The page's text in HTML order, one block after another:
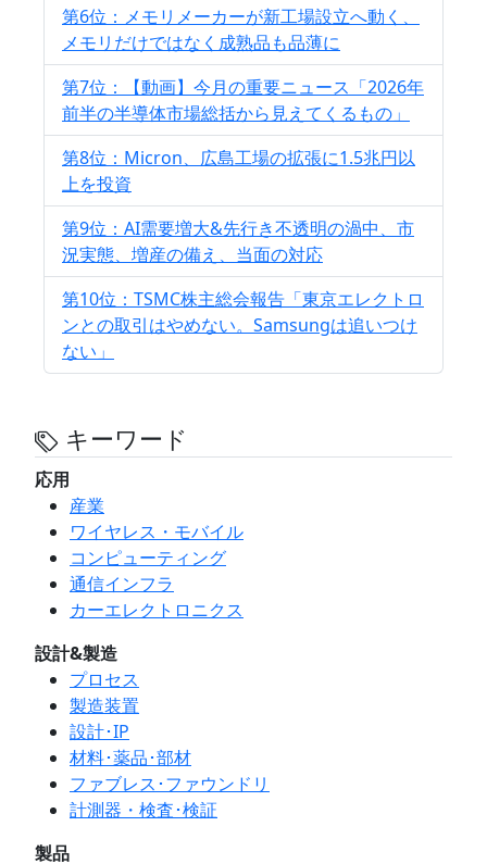
第6位：メモリメーカーが新工場設立へ動く、
メモリだけではなく成熟品も品薄に
第7位：【動画】今月の重要ニュース「2026年
前半の半導体市場総括から見えてくるもの」
第8位：Micron、広島工場の拡張に1.5兆円以
上を投資
第9位：AI需要増大&先行き不透明の渦中、市
況実態、増産の備え、当面の対応
第10位：TSMC株主総会報告「東京エレクトロ
ンとの取引はやめない。Samsungは追いつけ
ない」
キーワード
応用
産業
ワイヤレス・モバイル
コンピューティング
通信インフラ
カーエレクトロニクス
設計&製造
プロセス
製造装置
設計･IP
材料･薬品･部材
ファブレス･ファウンドリ
計測器・検査･検証
製品